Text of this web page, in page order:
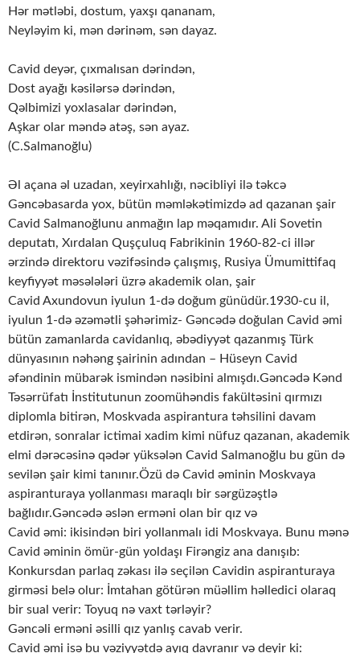
Hər mətləbi, dostum, yaxşı qananam,
Neyləyim ki, mən dərinəm, sən dayaz.
Cavid deyər, çıxmalısan dərindən,
Dost ayağı kəsilərsə dərindən,
Qəlbimizi yoxlasalar dərindən,
Aşkar olar məndə atəş, sən ayaz.
(C.Salmanoğlu)
Əl açana əl uzadan, xeyirxahlığı, nəcibliyi ilə təkcə
Gəncəbasarda yox, bütün məmləkətimizdə ad qazanan şair
Cavid Salmanoğlunu anmağın lap məqamıdır. Ali Sovetin
deputatı, Xırdalan Quşçuluq Fabrikinin 1960-82-ci illər
ərzində direktoru vəzifəsində çalışmış, Rusiya Ümumittifaq
keyfiyyət məsələləri üzrə akademik olan, şair
Cavid Axundovun iyulun 1-də doğum günüdür.1930-cu il,
iyulun 1-də əzəmətli şəhərimiz- Gəncədə doğulan Cavid əmi
bütün zamanlarda cavidanlıq, əbədiyyət qazanmış Türk
dünyasının nəhəng şairinin adından – Hüseyn Cavid
əfəndinin mübarək ismindən nəsibini almışdı.Gəncədə Kənd
Təsərrüfatı İnstitutunun zoomühəndis fakültəsini qırmızı
diplomla bitirən, Moskvada aspirantura təhsilini davam
etdirən, sonralar ictimai xadim kimi nüfuz qazanan, akademik
elmi dərəcəsinə qədər yüksələn Cavid Salmanoğlu bu gün də
sevilən şair kimi tanınır.Özü də Cavid əminin Moskvaya
aspiranturaya yollanması maraqlı bir sərgüzəştlə
bağlıdır.Gəncədə əslən erməni olan bir qız və
Cavid əmi: ikisindən biri yollanmalı idi Moskvaya. Bunu mənə
Cavid əminin ömür-gün yoldaşı Firəngiz ana danışıb:
Konkursdan parlaq zəkası ilə seçilən Cavidin aspiranturaya
girməsi belə olur: İmtahan götürən müəllim həlledici olaraq
bir sual verir: Toyuq nə vaxt tərləyir?
Gəncəli erməni əsilli qız yanlış cavab verir.
Cavid əmi isə bu vəziyyətdə ayıq davranır və deyir ki: